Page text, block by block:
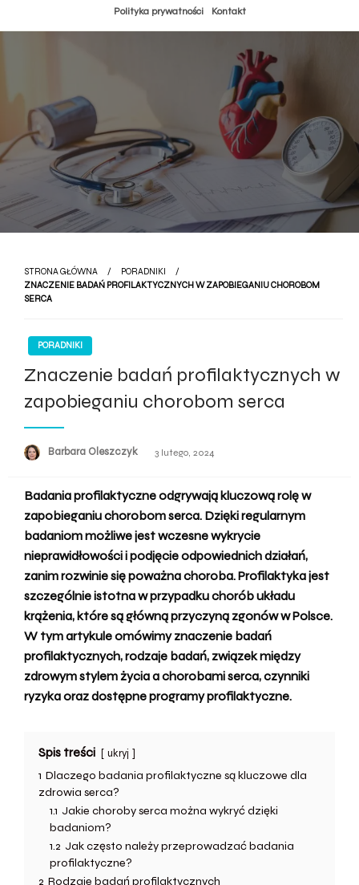
do
Polityka prywatności Kontakt
STRONA GŁÓWNA
PORADNIKI
ZNACZENIE BADAŃ PROFILAKTYCZNYCH W ZAPOBIEGANIU CHOROBOM
SERCA
PORADNIKI
Znaczenie badań profilaktycznych w
zapobieganiu chorobom serca
Barbara Oleszczyk
Opublikowane
3 lutego, 2024
Badania profilaktyczne odgrywają kluczową rolę w
zapobieganiu chorobom serca. Dzięki regularnym
badaniom możliwe jest wczesne wykrycie
nieprawidłowości i podjęcie odpowiednich działań,
zanim rozwinie się poważna choroba. Profilaktyka jest
szczególnie istotna w przypadku chorób układu
krążenia, które są główną przyczyną zgonów w Polsce.
W tym artykule omówimy znaczenie badań
profilaktycznych, rodzaje badań, związek między
zdrowym stylem życia a chorobami serca, czynniki
ryzyka oraz dostępne programy profilaktyczne.
Spis treści ukryj
1 Dlaczego badania profilaktyczne są kluczowe dla
zdrowia serca?
1.1 Jakie choroby serca można wykryć dzięki
badaniom?
1.2 Jak często należy przeprowadzać badania
profilaktyczne?
2 Rodzaje badań profilaktycznych